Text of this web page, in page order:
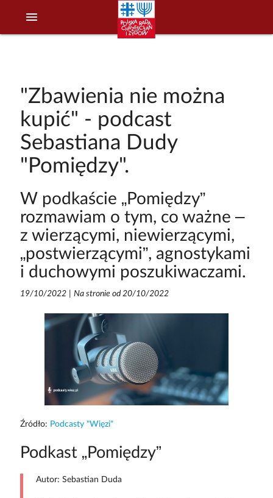
menu
"Zbawienia nie można
kupić" - podcast
Sebastiana Dudy
"Pomiędzy".
W podkaście „Pomiędzy”
rozmawiam o tym, co ważne –
z wierzącymi, niewierzącymi,
„postwierzącymi”, agnostykami
i duchowymi poszukiwaczami.
19/10/2022| Na stronie od 20/10/2022
Źródło: Podcasty "Więzi"
Podkast „Pomiędzy”
Autor: Sebastian Duda